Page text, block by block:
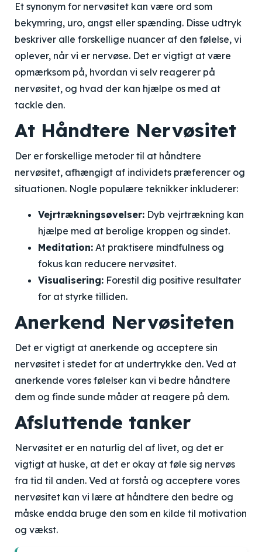
Et synonym for nervøsitet kan være ord som
bekymring, uro, angst eller spænding. Disse udtryk
beskriver alle forskellige nuancer af den følelse, vi
oplever, når vi er nervøse. Det er vigtigt at være
opmærksom på, hvordan vi selv reagerer på
nervøsitet, og hvad der kan hjælpe os med at
tackle den.
At Håndtere Nervøsitet
Der er forskellige metoder til at håndtere
nervøsitet, afhængigt af individets præferencer og
situationen. Nogle populære teknikker inkluderer:
Vejrtrækningsøvelser: Dyb vejrtrækning kan
hjælpe med at berolige kroppen og sindet.
Meditation: At praktisere mindfulness og
fokus kan reducere nervøsitet.
Visualisering: Forestil dig positive resultater
for at styrke tilliden.
Anerkend Nervøsiteten
Det er vigtigt at anerkende og acceptere sin
nervøsitet i stedet for at undertrykke den. Ved at
anerkende vores følelser kan vi bedre håndtere
dem og finde sunde måder at reagere på dem.
Afsluttende tanker
Nervøsitet er en naturlig del af livet, og det er
vigtigt at huske, at det er okay at føle sig nervøs
fra tid til anden. Ved at forstå og acceptere vores
nervøsitet kan vi lære at håndtere den bedre og
måske endda bruge den som en kilde til motivation
og vækst.